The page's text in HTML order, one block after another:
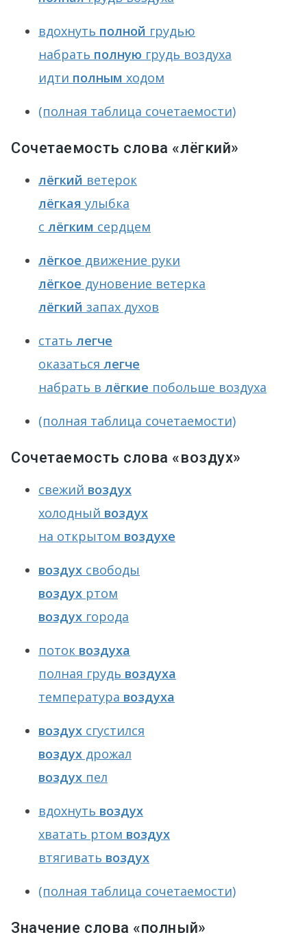
вдохнуть полной грудью
набрать полную грудь воздуха
идти полным ходом
(полная таблица сочетаемости)
Сочетаемость слова «лёгкий»
лёгкий ветерок
лёгкая улыбка
с лёгким сердцем
лёгкое движение руки
лёгкое дуновение ветерка
лёгкий запах духов
стать легче
оказаться легче
набрать в лёгкие побольше воздуха
(полная таблица сочетаемости)
Сочетаемость слова «воздух»
свежий воздух
холодный воздух
на открытом воздухе
воздух свободы
воздух ртом
воздух города
поток воздуха
полная грудь воздуха
температура воздуха
воздух сгустился
воздух дрожал
воздух пел
вдохнуть воздух
хватать ртом воздух
втягивать воздух
(полная таблица сочетаемости)
Значение слова «полный»